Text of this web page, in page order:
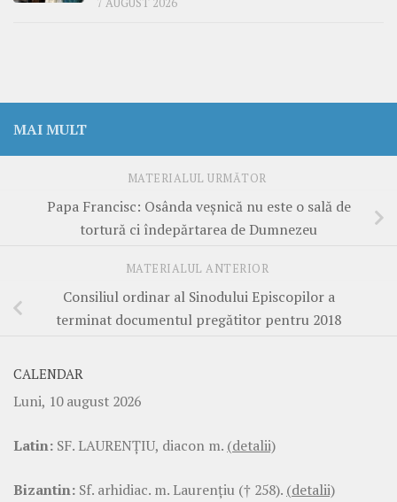
7 AUGUST 2026
MAI MULT
MATERIALUL URMĂTOR
Papa Francisc: Osânda veșnică nu este o sală de
tortură ci îndepărtarea de Dumnezeu
MATERIALUL ANTERIOR
Consiliul ordinar al Sinodului Episcopilor a
terminat documentul pregătitor pentru 2018
CALENDAR
Luni, 10 august 2026
Latin: SF. LAURENŢIU, diacon m. (detalii)
Bizantin: Sf. arhidiac. m. Laurenţiu († 258). (detalii)